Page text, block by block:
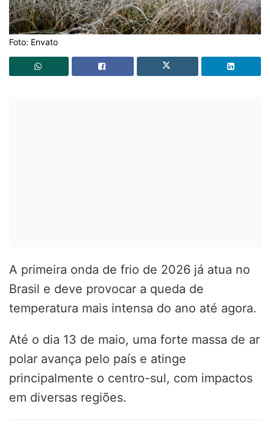
Foto: Envato
A primeira onda de frio de 2026 já atua no
Brasil e deve provocar a queda de
temperatura mais intensa do ano até agora.
Até o dia 13 de maio, uma forte massa de ar
polar avança pelo país e atinge
principalmente o centro-sul, com impactos
em diversas regiões.